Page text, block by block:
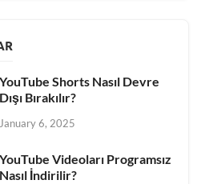
YouTube Shorts Nasıl Devre
Dışı Bırakılır?
January 6, 2025
YouTube Videoları Programsız
Nasıl İndirilir?